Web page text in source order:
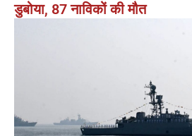
डुबोया, 87 नाविकों की मौत